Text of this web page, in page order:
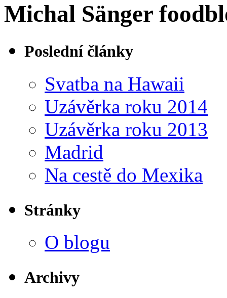
Michal Sänger
Poslední články
Svatba na Hawaii
Uzávěrka roku 2014
Uzávěrka roku 2013
Madrid
Na cestě do Mexika
Stránky
O blogu
Archivy